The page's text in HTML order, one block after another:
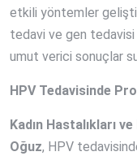
etkili yöntemler
tedavi ve gen tedavisi
umut verici sonuçlar
HPV Tedavisinde
Kadın Hastalıkları
Oğuz, HPV